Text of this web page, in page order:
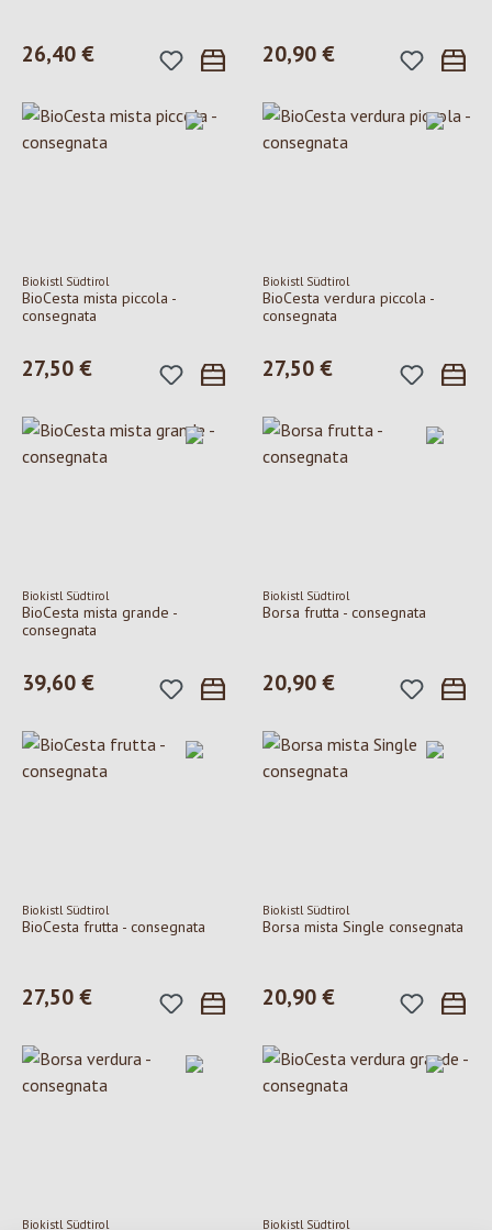
Prezzo normale:
26,40 € Prezzo normale:
20,90 €
Biokistl Südtirol
BioCesta mista piccola -
consegnata
Prezzo normale:
27,50 €
Biokistl Südtirol
BioCesta verdura piccola -
consegnata
Prezzo normale:
27,50 €
Biokistl Südtirol
BioCesta mista grande -
consegnata
Prezzo normale:
39,60 €
Biokistl Südtirol
Borsa frutta - consegnata
Prezzo normale:
20,90 €
Biokistl Südtirol
BioCesta frutta - consegnata
Prezzo normale:
27,50 €
Biokistl Südtirol
Borsa mista Single consegnata
Prezzo normale:
20,90 €
Biokistl Südtirol Biokistl Südtirol